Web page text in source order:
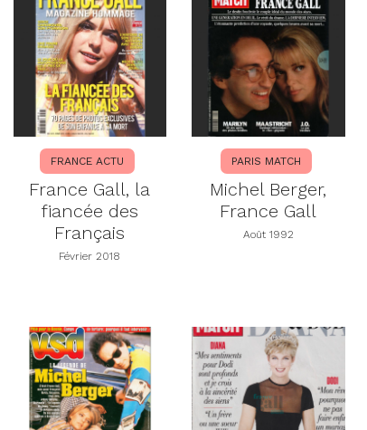
FRANCE ACTU
France Gall, la
fiancée des
Français
Février 2018
PARIS MATCH
Michel Berger,
France Gall
Août 1992